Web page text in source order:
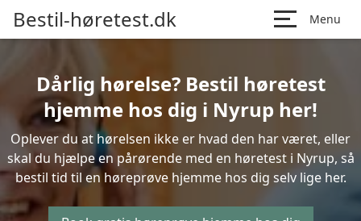
Bestil-høretest.dk Menu
Dårlig hørelse? Bestil høretest
hjemme hos dig i Nyrup her!
Oplever du at hørelsen ikke er hvad den har været, eller
skal du hjælpe en pårørende med en høretest i Nyrup, så
bestil tid til en høreprøve hjemme hos dig selv lige her.